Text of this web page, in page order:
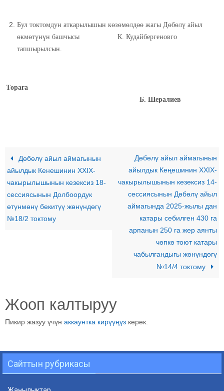
Бул токтомдун аткарылышын көзөмөлдөө жагы Дөбөлү айыл
өкмөтүнүн башчысы К. Кудайбергеновго
тапшырылсын.
Төрага
Б. Шералиев
Дөбөлү айыл аймагынын
айылдык Кенешинин XXIX-
чакырылышынын кезексиз 18-
сессиясынын Долбоордук
өтүнмөнү бекитүү жөнүндөгү
№18/2 токтому
Дөбөлү айыл аймагынын
айылдык Кеңешинин XXIX-
чакырылышынын кезексиз 14-
сессиясынын Дөбөлү айыл
аймагында 2025-жылы дан
катары себилген 430 га
арпанын 250 га жер аянты
чөпкө тоют катары
чабылгандыгы жөнүндөгү
№14/4 токтому
Жооп калтыруу
Пикир жазуу үчүн аккаунтка кирүүңүз керек.
Сайттын рубрикасы